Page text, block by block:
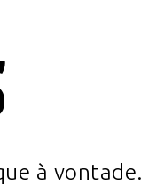
à vontade.